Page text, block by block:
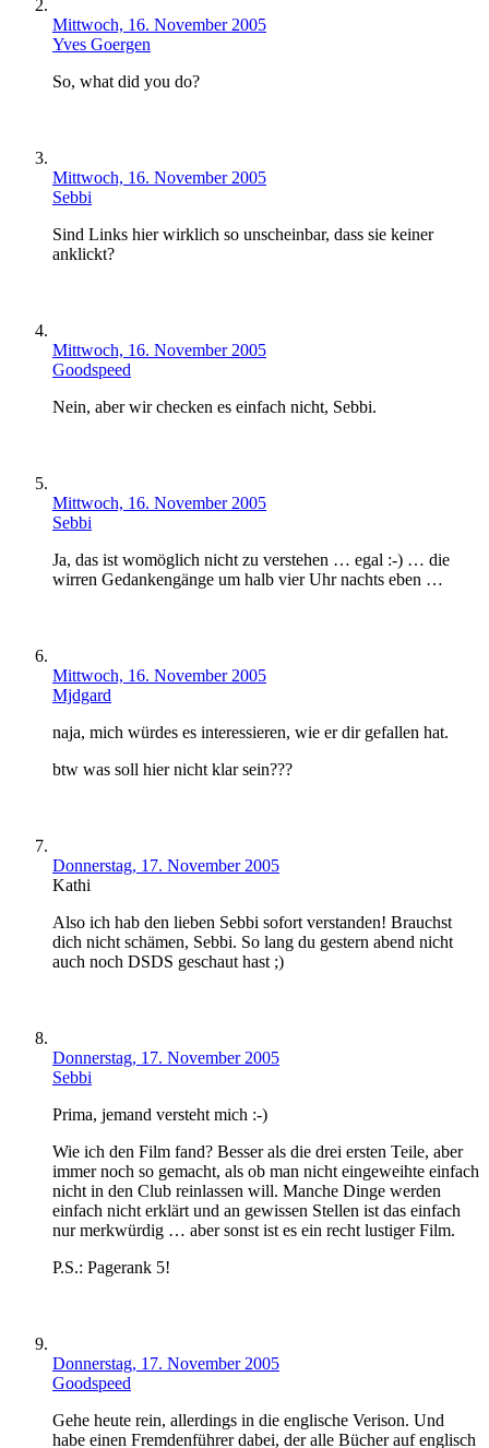
Mittwoch, 16. November 2005
Yves Goergen
So, what did you do?
Mittwoch, 16. November 2005
Sebbi
Sind Links hier wirklich so unscheinbar, dass sie keiner
anklickt?
Mittwoch, 16. November 2005
Goodspeed
Nein, aber wir checken es einfach nicht, Sebbi.
Mittwoch, 16. November 2005
Sebbi
Ja, das ist womöglich nicht zu verstehen … egal :-) … die
wirren Gedankengänge um halb vier Uhr nachts eben …
Mittwoch, 16. November 2005
Mjdgard
naja, mich würdes es interessieren, wie er dir gefallen hat.
btw was soll hier nicht klar sein???
Donnerstag, 17. November 2005
Kathi
Also ich hab den lieben Sebbi sofort verstanden! Brauchst
dich nicht schämen, Sebbi. So lang du gestern abend nicht
auch noch DSDS geschaut hast ;)
Donnerstag, 17. November 2005
Sebbi
Prima, jemand versteht mich :-)
Wie ich den Film fand? Besser als die drei ersten Teile, aber
immer noch so gemacht, als ob man nicht eingeweihte einfach
nicht in den Club reinlassen will. Manche Dinge werden
einfach nicht erklärt und an gewissen Stellen ist das einfach
nur merkwürdig … aber sonst ist es ein recht lustiger Film.
P.S.: Pagerank 5!
Donnerstag, 17. November 2005
Goodspeed
Gehe heute rein, allerdings in die englische Verison. Und
habe einen Fremdenführer dabei, der alle Bücher auf englisch